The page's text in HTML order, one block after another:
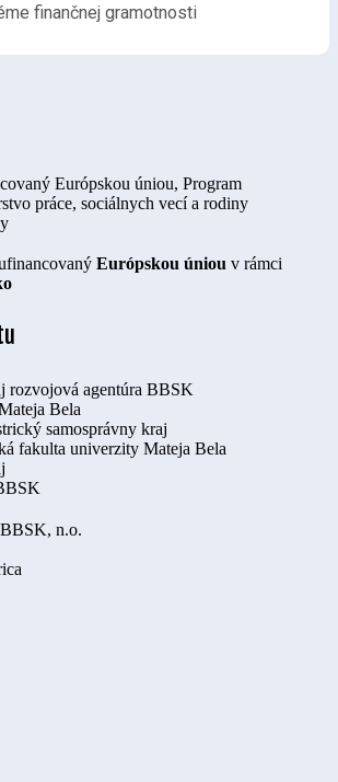
finančnej gramotnosti
Európskou úniou v rámci
n.o.